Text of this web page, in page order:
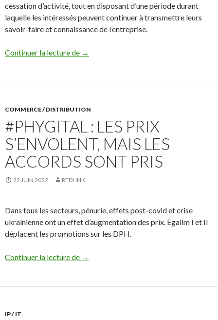
cessation d’activité, tout en disposant d’une période durant
laquelle les intéressés peuvent continuer à transmettre leurs
savoir-faire et connaissance de l’entreprise.
Continuer la lecture de Comment alléger la masse salariale ?
→
COMMERCE / DISTRIBUTION
#PHYGITAL : LES PRIX
S’ENVOLENT, MAIS LES
ACCORDS SONT PRIS
22 JUIN 2022 REDLINK
Dans tous les secteurs, pénurie, effets post-covid et crise
ukrainienne ont un effet d’augmentation des prix. Egalim I et II
déplacent les promotions sur les DPH.
Continuer la lecture de #Phygital : les prix s’envolent, mais les
→
IP / IT